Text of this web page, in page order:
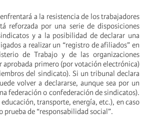
a la resistencia de los trabajadores
reforzada por una serie de disposiciones
y a la posibilidad de declarar una
a realizar un “registro de afiliados” en
de Trabajo y de las organizaciones
aprobada primero (por votación electrónica)
del sindicato). Si un tribunal declara
volver a declararse, aunque sea por un
federación o confederación de sindicatos).
transporte, energía, etc.), en caso
de “responsabilidad social”.